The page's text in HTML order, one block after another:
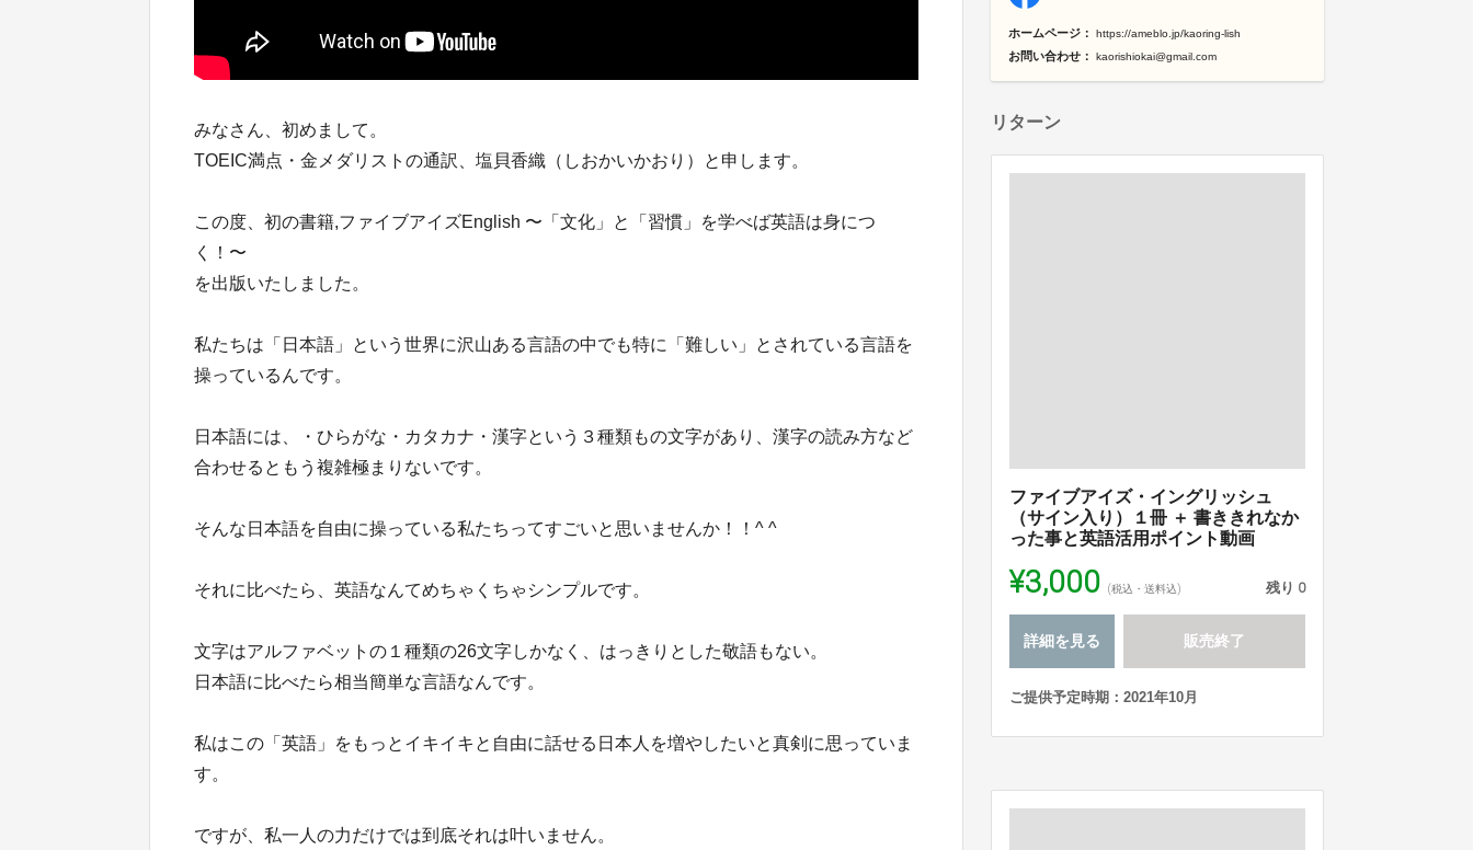
みなさん、初めまして。
TOEIC満点・金メダリストの通訳、塩貝香織（しおかいかおり）と申します。
この度、初の書籍,ファイブアイズEnglish 〜「文化」と「習慣」を学べば英語は身につ
く！〜
を出版いたしました。
私たちは「日本語」という世界に沢山ある言語の中でも特に「難しい」とされている言語を
操っているんです。
日本語には、・ひらがな・カタカナ・漢字という３種類もの文字があり、漢字の読み方など
合わせるともう複雑極まりないです。
そんな日本語を自由に操っている私たちってすごいと思いませんか！！^ ^
それに比べたら、英語なんてめちゃくちゃシンプルです。
文字はアルファベットの１種類の26文字しかなく、はっきりとした敬語もない。
日本語に比べたら相当簡単な言語なんです。
私はこの「英語」をもっとイキイキと自由に話せる日本人を増やしたいと真剣に思っていま
す。
ですが、私一人の力だけでは到底それは叶いません。
ホームページ： https://ameblo.jp/kaoring-lish
お問い合わせ： kaorishiokai@gmail.com
リターン
ファイブアイズ・イングリッシュ
（サイン入り）１冊 ＋ 書ききれなか
った事と英語活用ポイント動画
¥3,000 (税込・送料込) 残り 0
詳細を見る 販売終了
ご提供予定時期：2021年10月